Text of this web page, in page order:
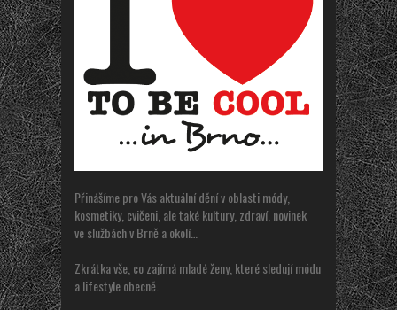
Přinášíme pro Vás aktuální dění v oblasti módy,
kosmetiky, cvičeni, ale také kultury, zdraví, novinek
ve službách v Brně a okolí…
Zkrátka vše, co zajímá mladé ženy, které sledují módu
a lifestyle obecně.